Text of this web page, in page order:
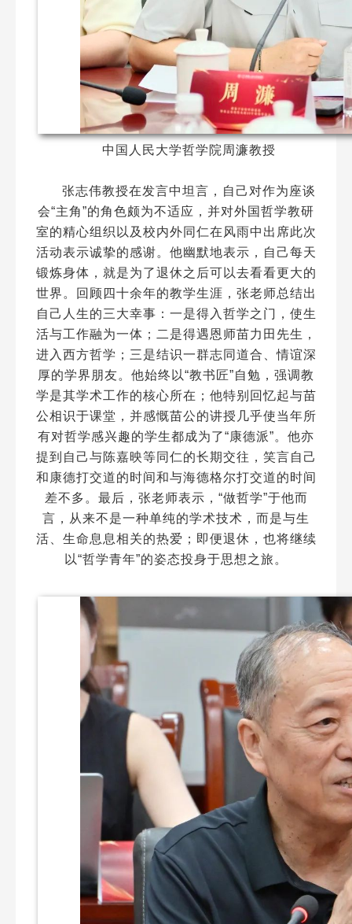
中国人民大学哲学院周濂教授
张志伟教授在发言中坦言，自己对作为座谈
会“主角”的角色颇为不适应，并对外国哲学教研
室的精心组织以及校内外同仁在风雨中出席此次
活动表示诚挚的感谢。他幽默地表示，自己每天
锻炼身体，就是为了退休之后可以去看看更大的
世界。回顾四十余年的教学生涯，张老师总结出
自己人生的三大幸事：一是得入哲学之门，使生
活与工作融为一体；二是得遇恩师苗力田先生，
进入西方哲学；三是结识一群志同道合、情谊深
厚的学界朋友。他始终以“教书匠”自勉，强调教
学是其学术工作的核心所在；他特别回忆起与苗
公相识于课堂，并感慨苗公的讲授几乎使当年所
有对哲学感兴趣的学生都成为了“康德派”。他亦
提到自己与陈嘉映等同仁的长期交往，笑言自己
和康德打交道的时间和与海德格尔打交道的时间
差不多。最后，张老师表示，“做哲学”于他而
言，从来不是一种单纯的学术技术，而是与生
活、生命息息相关的热爱；即便退休，也将继续
以“哲学青年”的姿态投身于思想之旅。